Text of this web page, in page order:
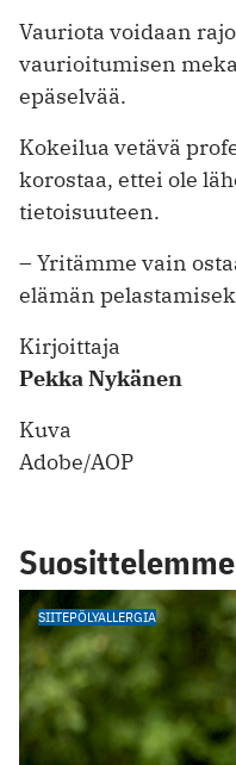
Vauriota voidaan
vaurioitumisen
epäselvää.
Kokeilua vetävä
korostaa, ettei ole
tietoisuuteen.
– Yritämme vain
elämän
Kirjoittaja
Pekka Nykänen
Kuva
Adobe/AOP
Suosittelemme
SIITEPÖLYALLERGIA